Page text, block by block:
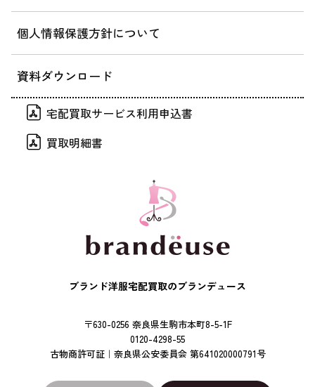
個人情報保護方針について
資料ダウンロード
宅配買取サービス利用申込書
買取明細書
ブランド洋服宅配買取のブランデュース
〒630-0256 奈良県生駒市本町8-5-1F
0120-4298-55
古物商許可証｜奈良県公安委員会 第641020000791号